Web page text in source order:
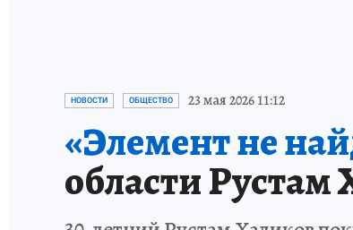
НОВОСТИ ОБЩЕСТВО 23 мая 2026 11:12
«Элемент не
области